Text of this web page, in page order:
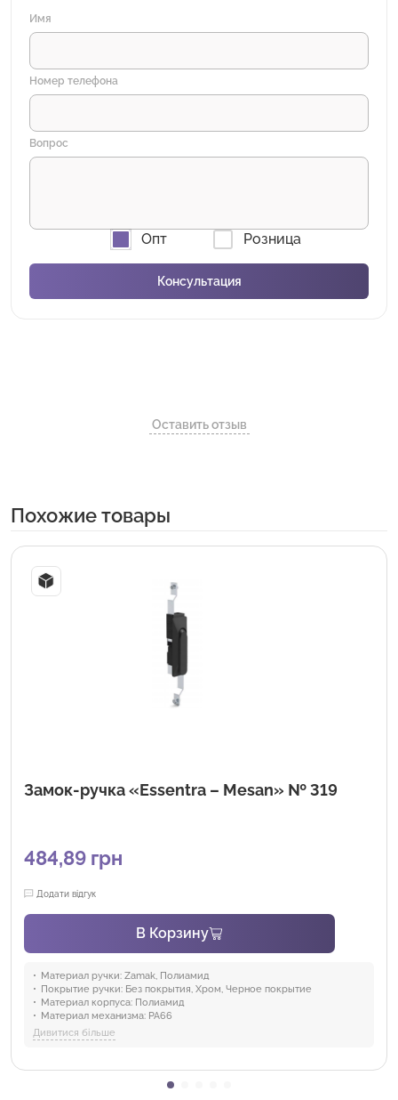
Имя
Номер телефона
Вопрос
Опт Розница
Оставить отзыв
Похожие товары
Замок-ручка «Essentra – Mesan» № 319
484,89 грн
Додати відгук
В Корзину
Материал ручки: Zamak, Полиамид
Покрытие ручки: Без покрытия, Хром, Черное покрытие
Материал корпуса: Полиамид
Материал механизма: PA66
Материал уплотнителя:
Ригель:00
коммуникации
Дивитися більше